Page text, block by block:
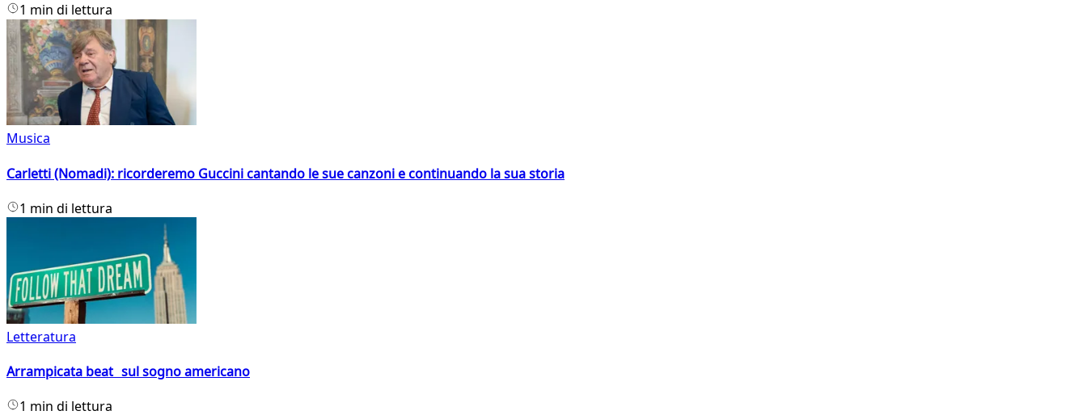
1 min di lettura
Musica
Carletti (Nomadi): ricorderemo Guccini cantando le sue canzoni e continuando la sua storia
1 min di lettura
Letteratura
Arrampicata beat sul sogno americano
1 min di lettura